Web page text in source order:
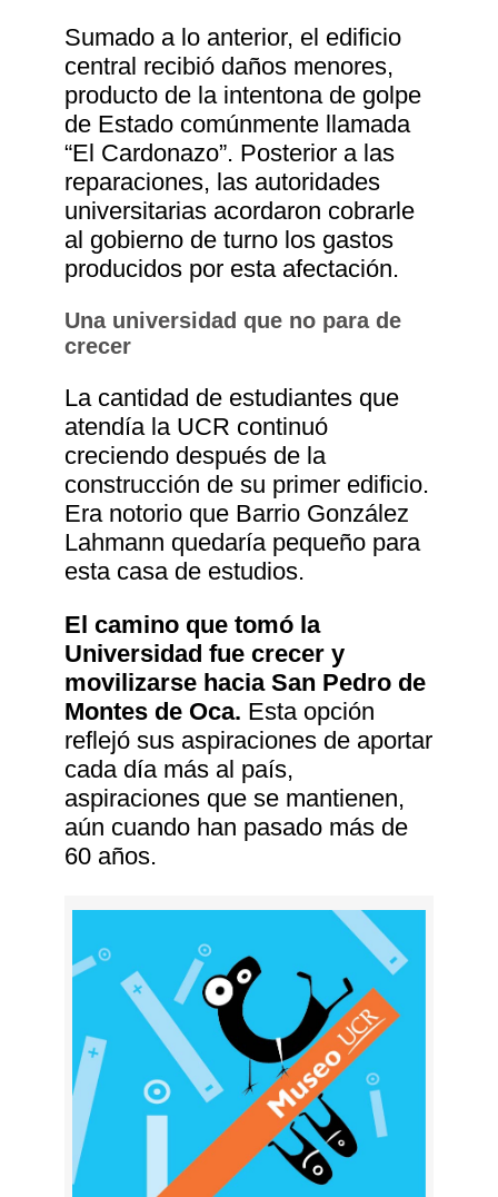
Sumado a lo anterior, el edificio
central recibió daños menores,
producto de la intentona de golpe
de Estado comúnmente llamada
“El Cardonazo”. Posterior a las
reparaciones, las autoridades
universitarias acordaron cobrarle
al gobierno de turno los gastos
producidos por esta afectación.
Una universidad que no para de
crecer
La cantidad de estudiantes que
atendía la UCR continuó
creciendo después de la
construcción de su primer edificio.
Era notorio que Barrio González
Lahmann quedaría pequeño para
esta casa de estudios.
El camino que tomó la
Universidad fue crecer y
movilizarse hacia San Pedro de
Montes de Oca. Esta opción
reflejó sus aspiraciones de aportar
cada día más al país,
aspiraciones que se mantienen,
aún cuando han pasado más de
60 años.